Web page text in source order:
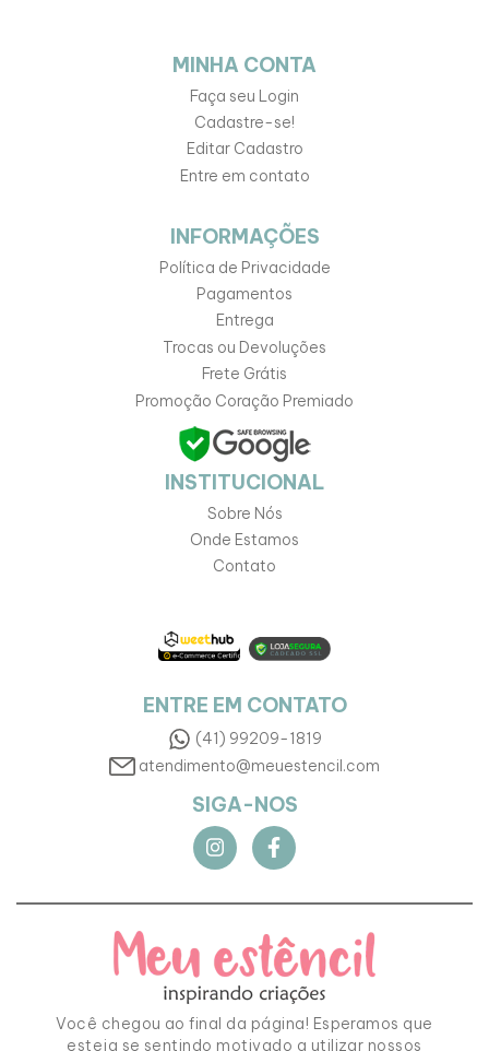
MINHA CONTA
Faça seu Login
Cadastre-se!
Editar Cadastro
Entre em contato
INFORMAÇÕES
Política de Privacidade
Pagamentos
Entrega
Trocas ou Devoluções
Frete Grátis
Promoção Coração Premiado
INSTITUCIONAL
Sobre Nós
Onde Estamos
Contato
ENTRE EM CONTATO
(41) 99209-1819
atendimento@meuestencil.com
SIGA-NOS
Você chegou ao final da página! Esperamos que
esteja se sentindo motivado a utilizar nossos